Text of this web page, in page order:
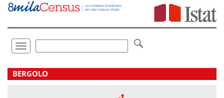
Vai
direttamente
Toggle
navigation
.
BERGOLO